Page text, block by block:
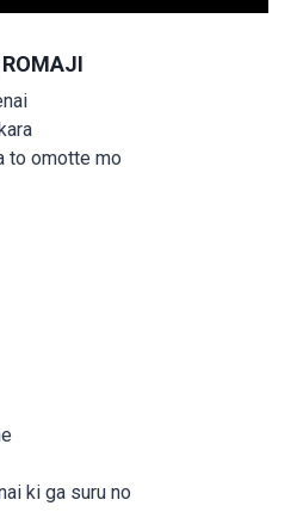
to omotte mo
ki ga suru no